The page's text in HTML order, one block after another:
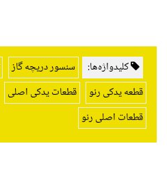
کلیدواژه‌ها: سنسور دریچه گاز
قطعه یدکی رنو
قطعات یدکی اصلی
قطعات اصلی رنو